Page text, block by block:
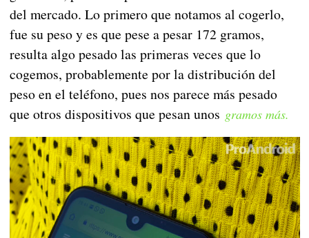
del mercado. Lo primero que notamos al cogerlo,
fue su peso y es que pese a pesar 172 gramos,
resulta algo pesado las primeras veces que lo
cogemos, probablemente por la distribución del
peso en el teléfono, pues nos parece más pesado
que otros dispositivos que pesan unos gramos más.